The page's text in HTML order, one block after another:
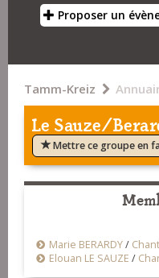
Proposer un
Tamm-Kreiz
Le Sauze/
Mettre ce groupe en
Marie BERARDY/ Chant
Elouan LE SAUZE /